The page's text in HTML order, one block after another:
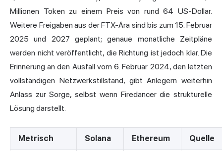
Millionen Token zu einem Preis von rund 64 US-Dollar.
Weitere Freigaben aus der FTX-Ära sind bis zum 15. Februar
2025 und 2027 geplant; genaue monatliche Zeitpläne
werden nicht veröffentlicht, die Richtung ist jedoch klar. Die
Erinnerung an den Ausfall vom 6. Februar 2024, den letzten
vollständigen Netzwerkstillstand, gibt Anlegern weiterhin
Anlass zur Sorge, selbst wenn Firedancer die strukturelle
Lösung darstellt.
Metrisch Solana Ethereum Quelle